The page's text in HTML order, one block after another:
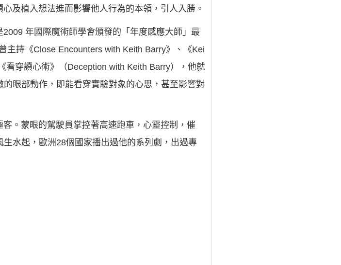
及植入想法進而影響他人行為的本領，引人入勝。
年國際魔術師學會頒發的「年度感應大師」最
主持《Close Encounters with Keith Barry》、《Kei
穿讀心術》（Deception with Keith Barry），他就
眼部動作，即能看穿實驗對象的心思，甚至影響對
。蒙眼的駕駛員掌控著高速跑車，心靈控制，催
水起，歐洲28個國家播出過他的系列劇，出過專